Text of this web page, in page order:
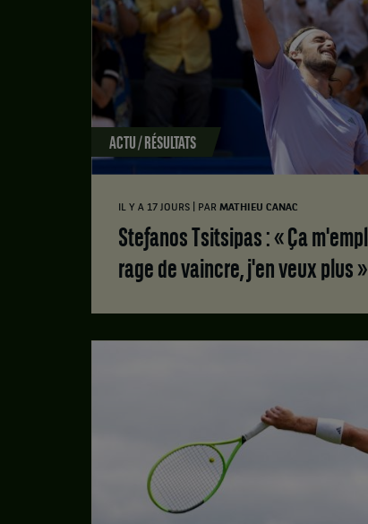
ACTU / RÉSULTATS
IL Y A 17 JOURS PAR MATHIEU CANAC
Stefanos Tsitsipas : « Ça m'emplit de confiance et de
rage de vaincre, j'en veux plus »